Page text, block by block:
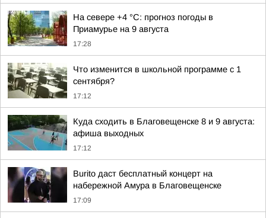
На севере +4 °С: прогноз погоды в
Приамурье на 9 августа
17:28
Что изменится в школьной программе с 1
сентября?
17:12
Куда сходить в Благовещенске 8 и 9 августа:
афиша выходных
17:12
Burito даст бесплатный концерт на
набережной Амура в Благовещенске
17:09